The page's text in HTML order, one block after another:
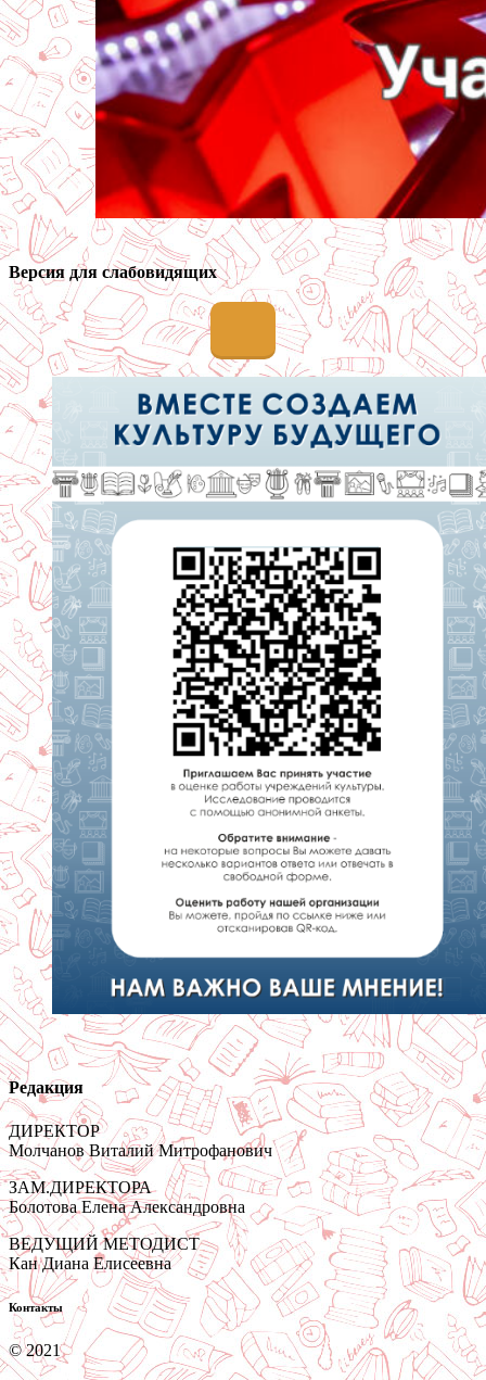
Версия для слабовидящих
Редакция
ДИРЕКТОР
Молчанов Виталий Митрофанович
ЗАМ.ДИРЕКТОРА
Болотова Елена Александровна
ВЕДУЩИЙ МЕТОДИСТ
Кан Диана Елисеевна
Контакты
© 2021